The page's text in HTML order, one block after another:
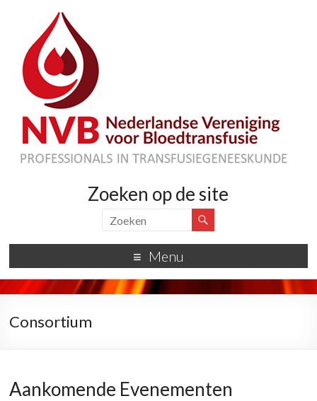
Zoeken op de site
Menu
Consortium
Aankomende Evenementen